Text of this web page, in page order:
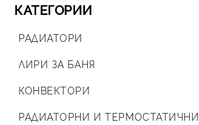
КАТЕГОРИИ
РАДИАТОРИ
Алуминиеви радиатори
Панелни радиатори
Аксесоари за радиатори
ЛИРИ ЗА БАНЯ
Алуминиеви лири
Стоманени лири
КОНВЕКТОРИ
Подови конвектори
РАДИАТОРНИ И ТЕРМОСТАТИЧНИ